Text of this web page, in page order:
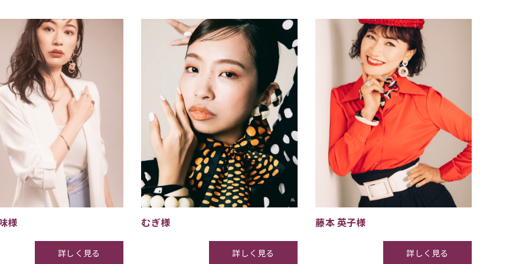
様
詳しく見る
むぎ様
詳しく見る
藤本 英子様
詳しく見る